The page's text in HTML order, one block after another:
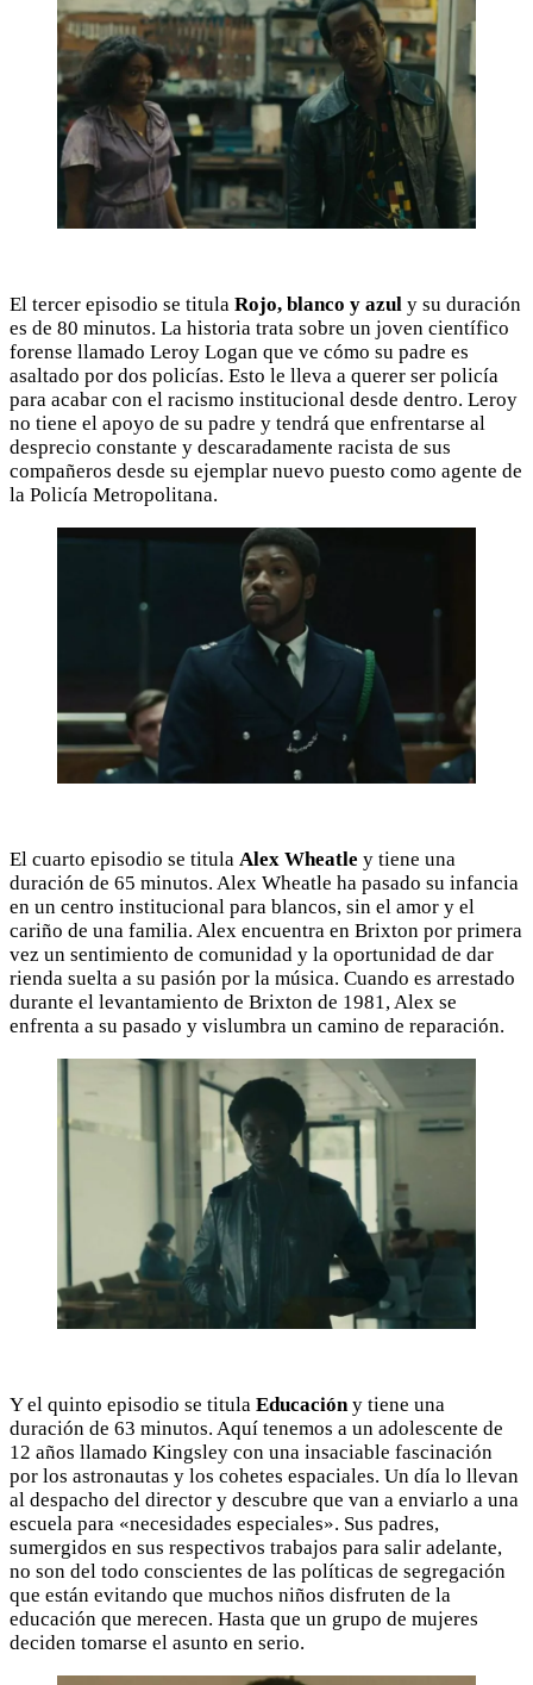
El tercer episodio se titula Rojo, blanco y azul y su duración
es de 80 minutos. La historia trata sobre un joven científico
forense llamado Leroy Logan que ve cómo su padre es
asaltado por dos policías. Esto le lleva a querer ser policía
para acabar con el racismo institucional desde dentro. Leroy
no tiene el apoyo de su padre y tendrá que enfrentarse al
desprecio constante y descaradamente racista de sus
compañeros desde su ejemplar nuevo puesto como agente de
la Policía Metropolitana.
El cuarto episodio se titula Alex Wheatle y tiene una
duración de 65 minutos. Alex Wheatle ha pasado su infancia
en un centro institucional para blancos, sin el amor y el
cariño de una familia. Alex encuentra en Brixton por primera
vez un sentimiento de comunidad y la oportunidad de dar
rienda suelta a su pasión por la música. Cuando es arrestado
durante el levantamiento de Brixton de 1981, Alex se
enfrenta a su pasado y vislumbra un camino de reparación.
Y el quinto episodio se titula Educacióny tiene una
duración de 63 minutos. Aquí tenemos a un adolescente de
12 años llamado Kingsley con una insaciable fascinación
por los astronautas y los cohetes espaciales. Un día lo llevan
al despacho del director y descubre que van a enviarlo a una
escuela para «necesidades especiales». Sus padres,
sumergidos en sus respectivos trabajos para salir adelante,
no son del todo conscientes de las políticas de segregación
que están evitando que muchos niños disfruten de la
educación que merecen. Hasta que un grupo de mujeres
deciden tomarse el asunto en serio.